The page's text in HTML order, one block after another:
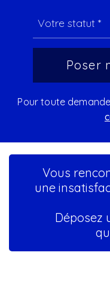
Pour toute
Vous
une
Déposez